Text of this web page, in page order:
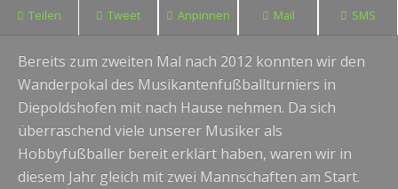
Teilen Tweet Anpinnen Mail SMS
Bereits zum zweiten Mal nach 2012 konnten wir den
Wanderpokal des Musikantenfußballturniers in
Diepoldshofen mit nach Hause nehmen. Da sich
überraschend viele unserer Musiker als
Hobbyfußballer bereit erklärt haben, waren wir in
diesem Jahr gleich mit zwei Mannschaften am Start.